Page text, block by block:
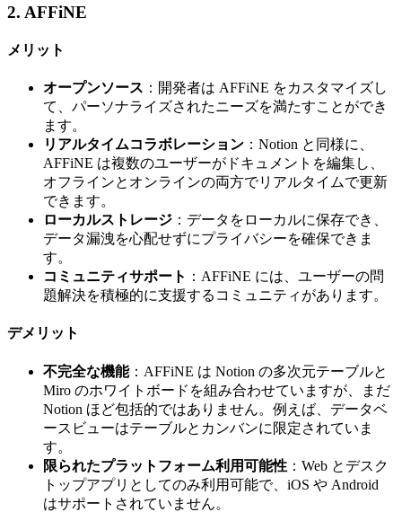
2. AFFiNE
メリット
オープンソース ：開発者は AFFiNE をカスタマイズし
て、パーソナライズされたニーズを満たすことができ
ます。
リアルタイムコラボレーション ：Notion と同様に、
AFFiNE は複数のユーザーがドキュメントを編集し、
オフラインとオンラインの両方でリアルタイムで更新
できます。
ローカルストレージ ：データをローカルに保存でき、
データ漏洩を心配せずにプライバシーを確保できま
す。
コミュニティサポート ：AFFiNE には、ユーザーの問
題解決を積極的に支援するコミュニティがあります。
デメリット
不完全な機能：AFFiNE は Notion の多次元テーブルと
Miro のホワイトボードを組み合わせていますが、まだ
Notion ほど包括的ではありません。例えば、データベ
ースビューはテーブルとカンバンに限定されていま
す。
限られたプラットフォーム利用可能性 ：Web とデスク
トップアプリとしてのみ利用可能で、iOS や Android
はサポートされていません。